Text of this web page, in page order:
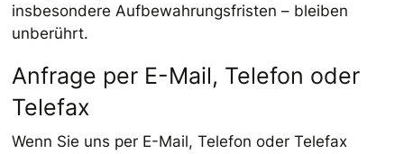
insbesondere Aufbewahrungsfristen – bleiben
unberührt.
Anfrage per E-Mail, Telefon oder
Telefax
Wenn Sie uns per E-Mail, Telefon oder Telefax